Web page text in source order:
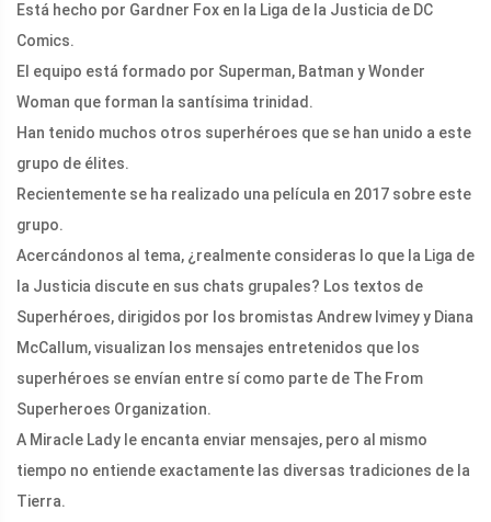
Está hecho por Gardner Fox en la Liga de la Justicia de DC
Comics.
El equipo está formado por Superman, Batman y Wonder
Woman que forman la santísima trinidad.
Han tenido muchos otros superhéroes que se han unido a este
grupo de élites.
Recientemente se ha realizado una película en 2017 sobre este
grupo.
Acercándonos al tema, ¿realmente consideras lo que la Liga de
la Justicia discute en sus chats grupales? Los textos de
Superhéroes, dirigidos por los bromistas Andrew Ivimey y Diana
McCallum, visualizan los mensajes entretenidos que los
superhéroes se envían entre sí como parte de The From
Superheroes Organization.
A Miracle Lady le encanta enviar mensajes, pero al mismo
tiempo no entiende exactamente las diversas tradiciones de la
Tierra.